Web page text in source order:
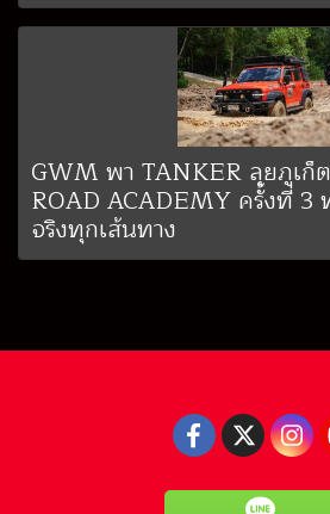
GWM พา TANKER ลุยภูเก็
ROAD ACADEMY ครั้งที่ 3
จริงทุกเส้นทาง